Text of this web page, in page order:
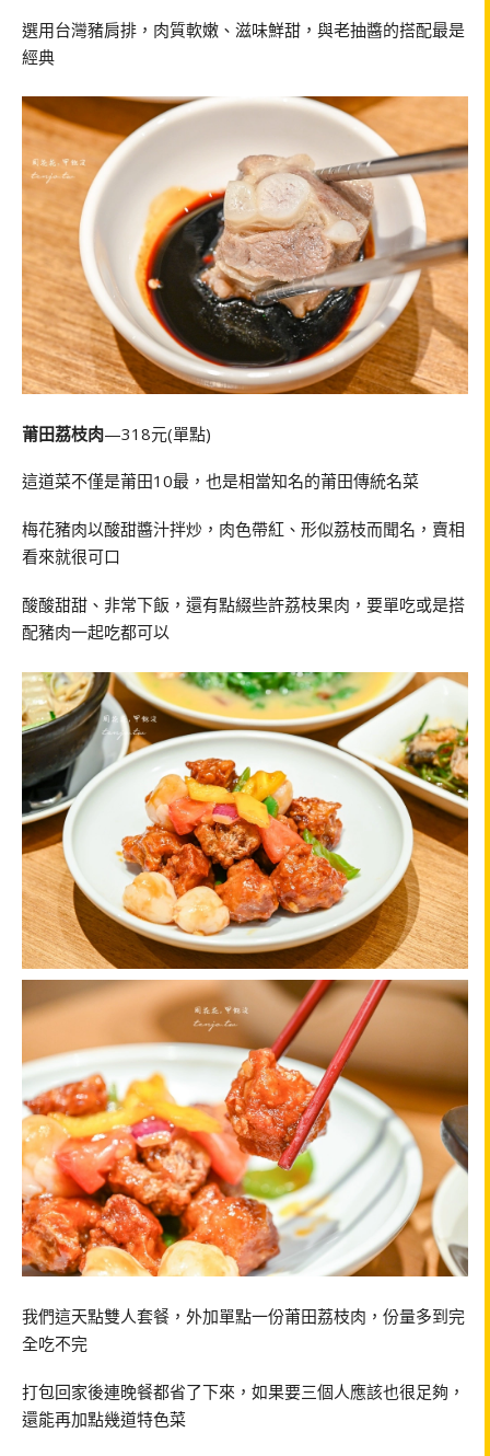
選用台灣豬肩排，肉質軟嫩、滋味鮮甜，與老抽醬的搭配最是
經典
莆田荔枝肉—318元(單點)
這道菜不僅是莆田10最，也是相當知名的莆田傳統名菜
梅花豬肉以酸甜醬汁拌炒，肉色帶紅、形似荔枝而聞名，賣相
看來就很可口
酸酸甜甜、非常下飯，還有點綴些許荔枝果肉，要單吃或是搭
配豬肉一起吃都可以
我們這天點雙人套餐，外加單點一份莆田荔枝肉，份量多到完
全吃不完
打包回家後連晚餐都省了下來，如果要三個人應該也很足夠，
還能再加點幾道特色菜